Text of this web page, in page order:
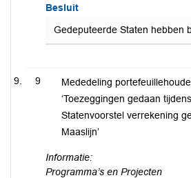
Besluit
Gedeputeerde Staten hebben
9
Mededeling
‘Toezeggingen gedaan
Statenvoorstel verrekening
Maaslijn’
Informatie:
Programma’s en Projecten